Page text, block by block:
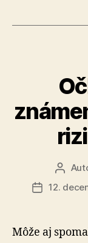
Autor
článku
Dátum
12.
Môže aj